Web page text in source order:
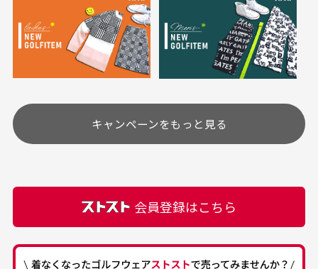
30代女性
高価なブルゾンがお
購入できました。状態も
最高でした。
30代女性
いつも素敵な商品を
す
商品をありがとうござい
ます。
ご注文下さいませ。
定休日はありますか？
土.日.祝日は定休日となっております。
その他の休日につきましてはサイト上にて告知させて
頂きます。
カートの有効時間はありますか？
は自動的にカート内の商品が削除されますのでご注意
ユーズド商品の特性故、メンテンスを行っておりま
すが、におい（煙草、香水、お香、古着特有の香
り、柔軟剤等)が付着している場合がございます。
付属品について
付属品の記載につきましては、弊社に入荷した時点
ある場合もございます。
キャンペーンをもっと見る
会員登録はこちら